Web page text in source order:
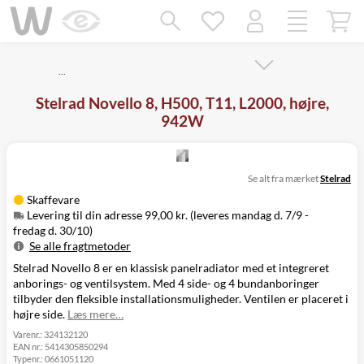
…
Stelrad Novello 8, H500, T11, L2000, højre,
942W
Skaffevare
Levering til din adresse 99,00 kr. (leveres mandag d. 7/9 -
fredag d. 30/10)
Se alle fragtmetoder
Metode
Pris
Leveres
Levering til
din adresse
99,00 kr.
Mandag d. 7/9
-
Click&Collect
i Svenstrup
Se alt fra mærketStelrad
Stelrad Novello 8 er en klassisk panelradiator med et integreret
anborings- og ventilsystem. Med 4 side- og 4 bundanboringer
tilbyder den fleksible installationsmuligheder. Ventilen er placeret i
højre side. Læs mere…
Varenr.: 324132120
EAN nr.: 5414305850294
Typenr.: 0661051120
Mangler chatten?
Ret samtykke!